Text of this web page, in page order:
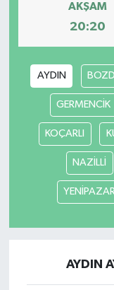
AKŞAM
20:20
AYDIN
GERMENCİK
KOÇARLI
NAZİLLİ
AYDIN
BÖLGE
TÜRKİYE
DÜNYA